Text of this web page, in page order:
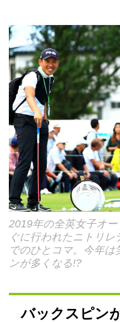
2019年の全英女子オ
ぐに行われたニトリ
でのひとコマ。今年
ンが多くなる!?
バックスピン